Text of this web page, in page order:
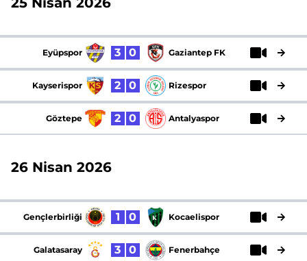
Eyüpspor 3 0 Gaziantep FK
Kayserispor 2 0 Rizespor
Göztepe 2 0 Antalyaspor
26 Nisan 2026
Gençlerbirliği 1 0 Kocaelispor
Galatasaray 3 0 Fenerbahçe